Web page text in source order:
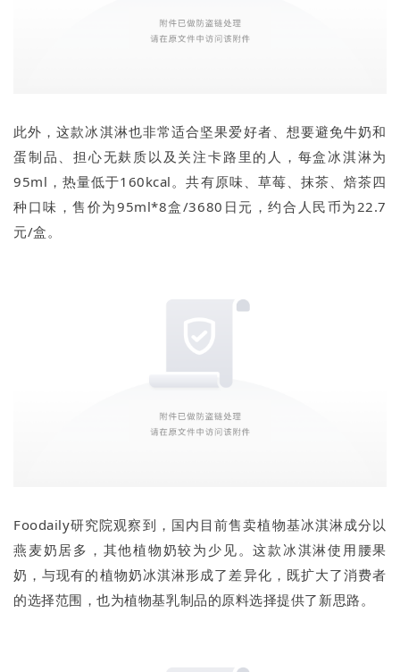
此外，这款冰淇淋也非常适合坚果爱好者、想要避免牛奶和
蛋制品、担心无麸质以及关注卡路里的人，每盒冰淇淋为
95ml，热量低于160kcal。共有原味、草莓、抹茶、焙茶四
种口味，售价为95ml*8盒/3680日元，约合人民币为22.7
元/盒。
Foodaily研究院观察到，国内目前售卖植物基冰淇淋成分以
燕麦奶居多，其他植物奶较为少见。这款冰淇淋使用腰果
奶，与现有的植物奶冰淇淋形成了差异化，既扩大了消费者
的选择范围，也为植物基乳制品的原料选择提供了新思路。